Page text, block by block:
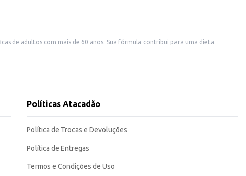
Sua fórmula contribui para uma dieta
Políticas Atacadão
Política de Trocas e Devoluções
Política de Entregas
Termos e Condições de Uso